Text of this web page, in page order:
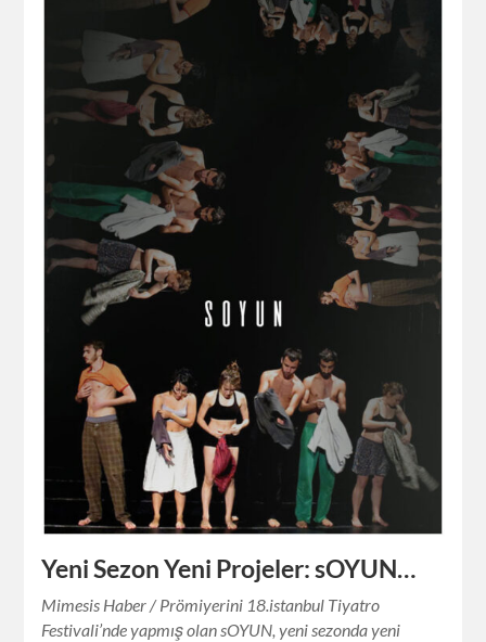
Yeni Sezon Yeni Projeler: sOYUN…
Mimesis Haber / Prömiyerini 18.istanbul Tiyatro
Festivali’nde yapmış olan sOYUN, yeni sezonda yeni